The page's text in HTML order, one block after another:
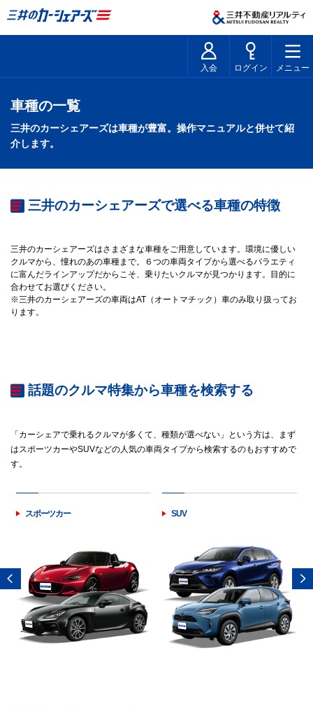
入会 ログイン メニュー
車種の一覧
三井のカーシェアーズは車種が豊富。操作マニュアルと併せて紹
介します。
三井のカーシェアーズで選べる車種の特徴
三井のカーシェアーズはさまざまな車種をご用意しています。環境に優しい
クルマから、憧れのあの車種まで。６つの車両タイプから選べるバラエティ
に富んだラインアップだからこそ、乗りたいクルマが見つかります。目的に
合わせてお選びください。
※三井のカーシェアーズの車両はAT（オートマチック）車のみ取り扱ってお
ります。
話題のクルマ特集から車種を検索する
「カーシェアで乗れるクルマが多くて、種類が選べない」という方は、まず
はスポーツカーやSUVなどの人気の車両タイプから検索するのもおすすめで
す。
スポーツカー SUV